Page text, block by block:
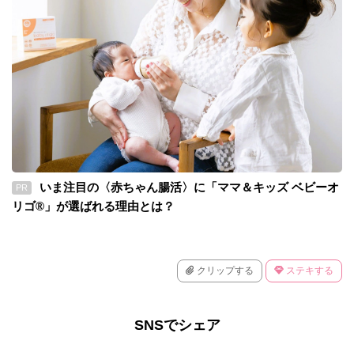
PR
いま注目の〈赤ちゃん腸活〉に「ママ＆キッズ ベビーオ
リゴ®」が選ばれる理由とは？
クリップする ステキする
SNSでシェア